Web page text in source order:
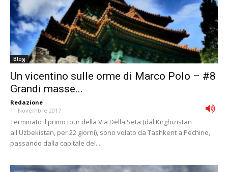
Blog
Un vicentino sulle orme di Marco Polo – #8
Grandi masse...
Redazione -
11 Novembre 2017
Terminato il primo tour della Via Della Seta (dal Kirghizistan
all'Uzbekistan, per 22 giorni), sono volato da Tashkent a Pechino,
passando dalla capitale del...